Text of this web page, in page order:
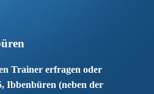
Trainer erfragen oder
Ibbenbüren (neben der